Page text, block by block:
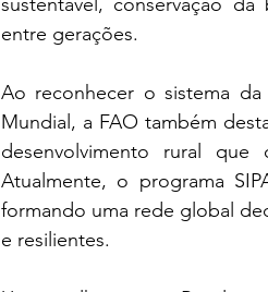
entre gerações.
Ao reconhecer o sistema da
Mundial, a FAO também
desenvolvimento rural que
Atualmente, o programa
formando uma rede global
e resilientes.